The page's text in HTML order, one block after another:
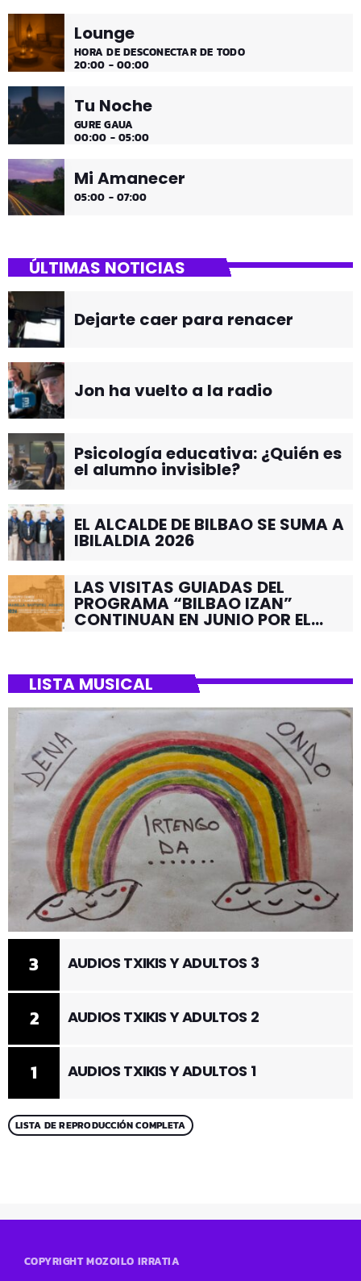
Lounge
HORA DE DESCONECTAR DE TODO
20:00 - 00:00
Tu Noche
GURE GAUA
00:00 - 05:00
Mi Amanecer
05:00 - 07:00
ÚLTIMAS NOTICIAS
Dejarte caer para renacer
Jon ha vuelto a la radio
Psicología educativa: ¿Quién es
el alumno invisible?
EL ALCALDE DE BILBAO SE SUMA A
IBILALDIA 2026
LAS VISITAS GUIADAS DEL
PROGRAMA “BILBAO IZAN”
CONTINUAN EN JUNIO POR EL
LISTA MUSICAL
1 AUDIOS TXIKIS Y ADULTOS 1
2 AUDIOS TXIKIS Y ADULTOS 2
3 AUDIOS TXIKIS Y ADULTOS 3
LISTA DE REPRODUCCIÓN COMPLETA
COPYRIGHT MOZOILO IRRATIA